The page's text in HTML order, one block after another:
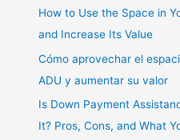
How to Use the Space in
and Increase Its Value
Cómo aprovechar el
ADU y aumentar su valor
Is Down Payment
It? Pros, Cons, and What